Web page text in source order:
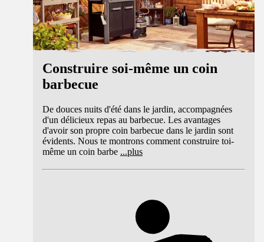
Construire soi-même un coin
barbecue
De douces nuits d'été dans le jardin, accompagnées
d'un délicieux repas au barbecue. Les avantages
d'avoir son propre coin barbecue dans le jardin sont
évidents. Nous te montrons comment construire toi-
même un coin barbe ...plus